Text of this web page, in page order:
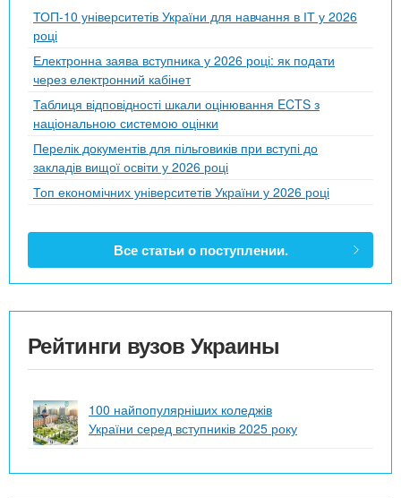
ТОП-10 університетів України для навчання в ІТ у 2026
році
Електронна заява вступника у 2026 році: як подати
через електронний кабінет
Таблиця відповідності шкали оцінювання ECTS з
національною системою оцінки
Перелік документів для пільговиків при вступі до
закладів вищої освіти у 2026 році
Топ економічних університетів України у 2026 році
Все статьи о поступлении.
Рейтинги вузов Украины
100 найпопулярніших коледжів
України серед вступників 2025 року